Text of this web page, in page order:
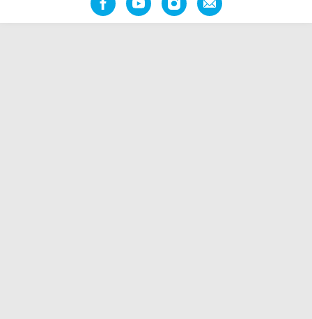
FacebookYouTubeInstagramOdporučiť